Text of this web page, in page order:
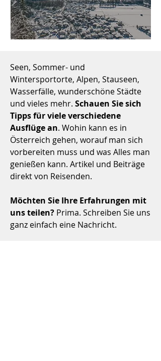
Seen, Sommer- und
Wintersportorte, Alpen, Stauseen,
Wasserfälle, wunderschöne Städte
und vieles mehr. Schauen Sie sich
Tipps für viele verschiedene
Ausflüge an. Wohin kann es in
Österreich gehen, worauf man sich
vorbereiten muss und was Alles man
genießen kann. Artikel und Beiträge
direkt von Reisenden.
Möchten Sie Ihre Erfahrungen mit
uns teilen? Prima. Schreiben Sie uns
ganz einfach eine Nachricht.